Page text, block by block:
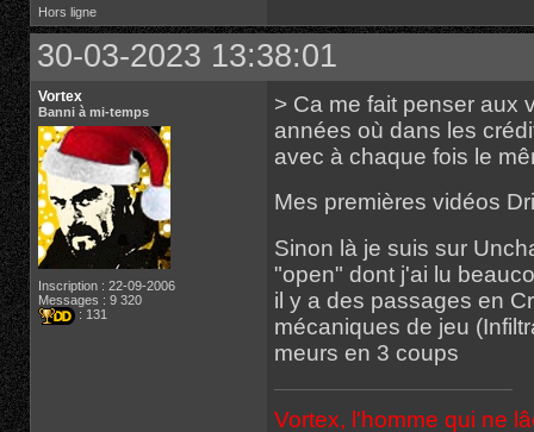
Hors ligne
30-03-2023 13:38:01
Vortex
Banni à mi-temps
Inscription : 22-09-2006
Messages : 9 320
: 131
> Ca me fait penser aux
années où dans les
avec à chaque fois le
Mes premières vidéos
Sinon là je suis sur
"open" dont j'ai lu
il y a des passages en
mécaniques de jeu
meurs en 3 coups
Vortex, l'homme qui ne